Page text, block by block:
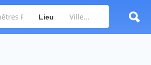
Lieu